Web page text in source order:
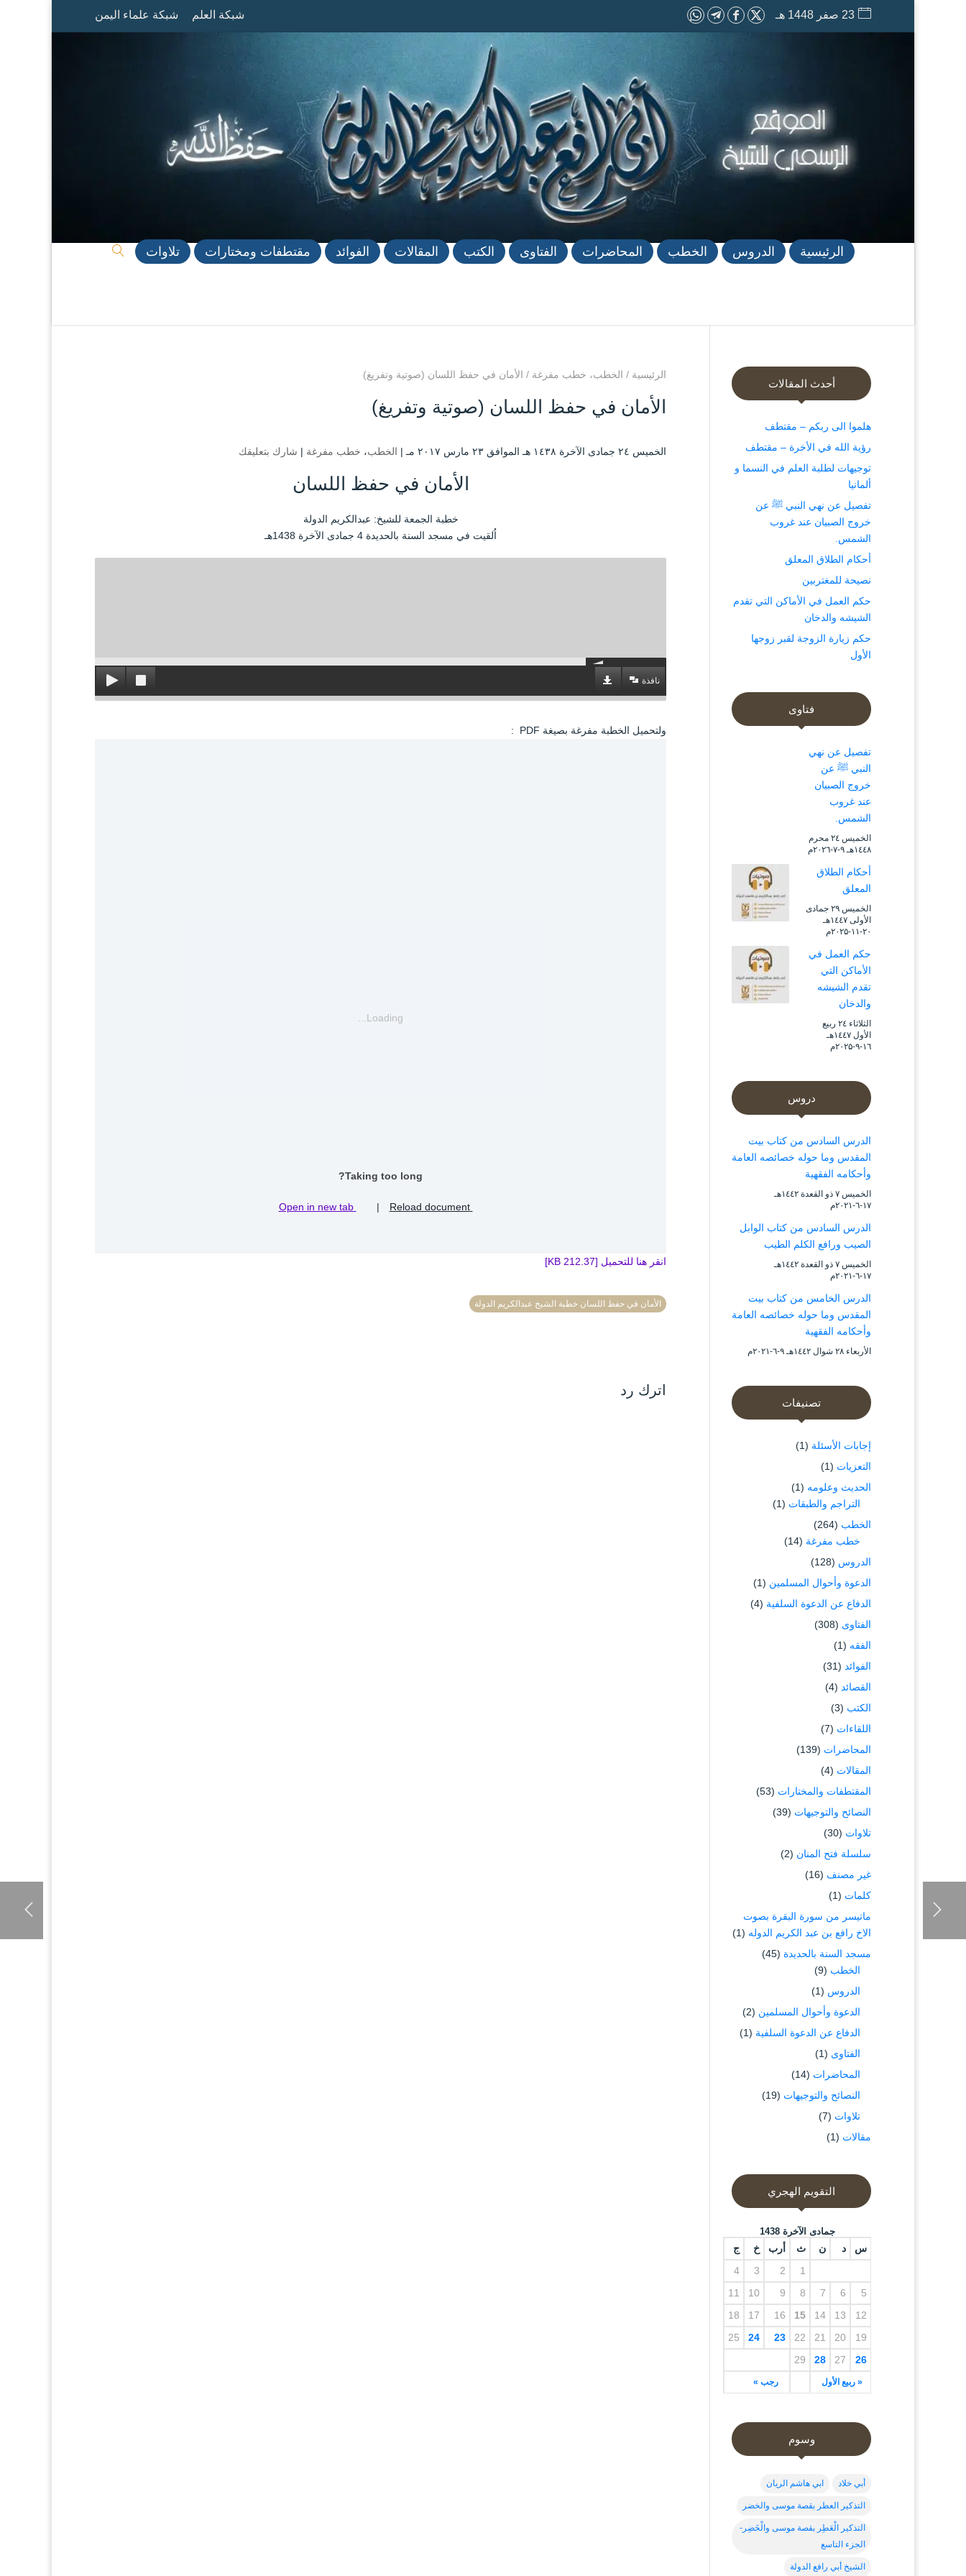
23 صفر 1448 هـ شبكة العلم شبكة علماء اليمن
الرئيسية الدروس الخطب المحاضرات الفتاوى الكتب المقالات الفوائد مقتطفات ومختارات تلاوات
الرئيسية / الخطب، خطب مفرغة / الأمان في حفظ اللسان (صوتية وتفريغ)
الأمان في حفظ اللسان (صوتية وتفريغ)
الخميس ۲٤ جمادى الآخرة ۱٤۳۸ هـ الموافق ۲۳ مارس ۲۰۱۷ مـ | الخطب، خطب مفرغة | شارك بتعليقك
الأمان في حفظ اللسان
خطبة الجمعة للشيخ: عبدالكريم الدولة
اُلقيت في مسجد السنة بالحديدة 4 جمادى الآخرة 1438هـ
نافذة
ولتحميل الخطبة مفرغة بصيغة PDF‬‬ :
Loading...
Taking too long?
Reload document
|
Open in new tab
انقر هنا للتحميل [212.37 KB]
الأمان في حفظ اللسان خطبة الشيخ عبدالكريم الدولة
اترك رد
أحدث المقالات
هلموا الى ربكم – مقتطف
رؤية الله في الأخرة – مقتطف
توجيهات لطلبة العلم في النسما و
ألمانيا
تفصيل عن نهي النبي ﷺ عن
خروج الصبيان عند غروب
الشمس.
أحكام الطلاق المعلق
نصيحة للمغتربين
حكم العمل في الأماكن التي تقدم
الشيشه والدخان
حكم زيارة الزوجة لقبر زوجها
الأول
فتاوى
تفصيل عن نهي
النبي ﷺ عن
خروج الصبيان
عند غروب
الشمس.
الخميس ۲٤ محرم
۱٤٤۸هـ ۹-۷-۲۰۲٦م
أحكام الطلاق
المعلق
الخميس ۲۹ جمادى
الأولى ۱٤٤۷هـ
۲۰-۱۱-۲۰۲۵م
حكم العمل في
الأماكن التي
تقدم الشيشه
والدخان
الثلاثاء ۲٤ ربيع
الأول ۱٤٤۷هـ
۱٦-۹-۲۰۲۵م
دروس
الدرس السادس من كتاب بيت
المقدس وما حوله خصائصه العامة
وأحكامه الفقهية
الخميس ۷ ذو القعدة ۱٤٤۲هـ
۱۷-٦-۲۰۲۱م
الدرس السادس من كتاب الوابل
الصيب ورافع الكلم الطيب
الخميس ۷ ذو القعدة ۱٤٤۲هـ
۱۷-٦-۲۰۲۱م
الدرس الخامس من كتاب بيت
المقدس وما حوله خصائصه العامة
وأحكامه الفقهية
الأربعاء ۲۸ شوال ۱٤٤۲هـ ۹-٦-۲۰۲۱م
تصنيفات
إجابات الأسئلة (1)
التعزيات (1)
الحديث وعلومه (1)
التراجم والطبقات (1)
الخطب (264)
خطب مفرغة (14)
الدروس (128)
الدعوة وأحوال المسلمين (1)
الدفاع عن الدعوة السلفية (4)
الفتاوى (308)
الفقه (1)
الفوائد (31)
القصائد (4)
الكتب (3)
اللقاءات (7)
المحاضرات (139)
المقالات (4)
المقتطفات والمختارات (53)
النصائح والتوجيهات (39)
تلاوات (30)
سلسلة فتح المنان (2)
غير مصنف (16)
كلمات (1)
ماتيسر من سورة البقرة بصوت
الاخ رافع بن عبد الكريم الدوله (1)
مسجد السنة بالحديدة (45)
الخطب (9)
الدروس (1)
الدعوة وأحوال المسلمين (2)
الدفاع عن الدعوة السلفية (1)
الفتاوى (1)
المحاضرات (14)
النصائح والتوجيهات (19)
تلاوات (7)
مقالات (1)
التقويم الهجري
جمادى الآخرة 1438
س د ن ث أرب خ ج
« ربيع الأول رجب »
1
2
3
4
5
6
7
8
9
10
11
12
13
14
15
16
17
18
19
20
21
22
23
24
25
26
27
28
29
وسوم
أبي خلاد ابي هاشم الريان
التذكير العطر بقصة موسى والخضر
التذكير الْعَطِر بقصة موسى والْخَضِر-
الجزء التاسع
الشيخ أبي رافع الدولة